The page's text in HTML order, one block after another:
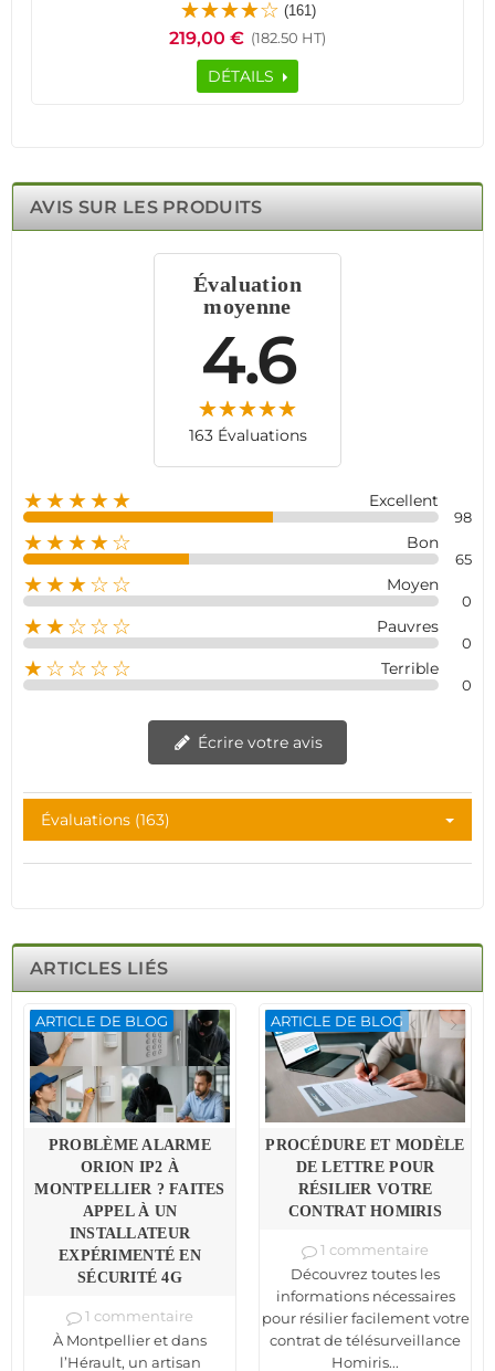
protection complète grâce à la technologie Meian. Il est
équipé de détecteurs de mouvement, de détecteurs
d'ouverture et d'une centrale d'alarme connectée. Grâce
à la connexion 4G, recevez des alertes en temps réel sur
qualité avec des spécialistes à votre écoute.
Système d'Alarme 4G Camping Car Intégral.
(161)
219,00 € (182.50 HT)
DÉTAILS
AVIS SUR LES PRODUITS
Évaluation
moyenne
4.6
163 Évaluations
★★★★★ Excellent
98
★★★★☆ Bon
65
★★★☆☆ Moyen
0
★★☆☆☆ Pauvres
0
★☆☆☆☆ Terrible
0
Écrire votre avis
Évaluations (163)
ARTICLES LIÉS
ARTICLE DE BLOG
PROBLÈME ALARME
ORION IP2 À
MONTPELLIER ? FAITES
APPEL À UN
INSTALLATEUR
EXPÉRIMENTÉ EN
SÉCURITÉ 4G
1 commentaire
À Montpellier et dans
l’Hérault, un artisan
ARTICLE DE BLOG
PROCÉDURE ET MODÈLE
DE LETTRE POUR
RÉSILIER VOTRE
CONTRAT HOMIRIS
1 commentaire
Découvrez toutes les
informations nécessaires
pour résilier facilement votre
contrat de télésurveillance
Homiris...